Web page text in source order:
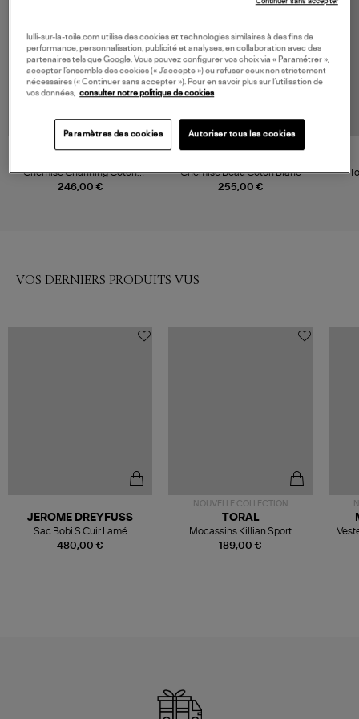
246,00 €
Chemise Channing Coton
Blanc
255,00 €
Chemise Beau Coton Blanc
VOS DERNIERS PRODUITS VUS
480,00 €
JEROME DREYFUSS
Sac Bobi S Cuir Lamé
Champagne
NOUVELLE COLLECTION
189,00 €
TORAL
Mocassins Killian Sport
Mousse
lulli-sur-la-toile.com utilise des cookies et technologies similaires à des fins de
performance, personnalisation, publicité et analyses, en collaboration avec des
partenaires tels que Google. Vous pouvez configurer vos choix via « Paramétrer »,
accepter l’ensemble des cookies (« J’accepte ») ou refuser ceux non strictement
nécessaires (« Continuer sans accepter »). Pour en savoir plus sur l’utilisation de
vos données, consulter notre politique de cookies
Paramètres des cookies Autoriser tous les cookies
Continuer sans accepter